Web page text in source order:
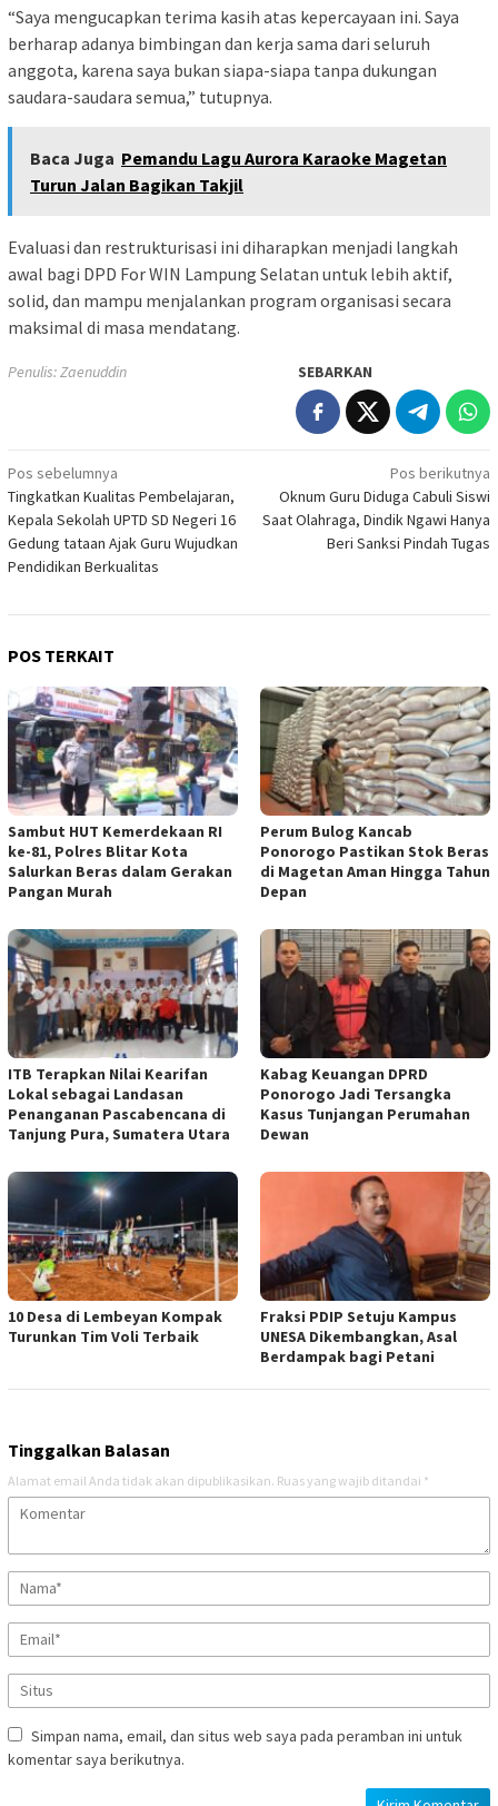
“Saya mengucapkan terima kasih atas kepercayaan ini. Saya
berharap adanya bimbingan dan kerja sama dari seluruh
anggota, karena saya bukan siapa-siapa tanpa dukungan
saudara-saudara semua,” tutupnya.
Baca Juga Pemandu Lagu Aurora Karaoke Magetan
Turun Jalan Bagikan Takjil
Evaluasi dan restrukturisasi ini diharapkan menjadi langkah
awal bagi DPD For WIN Lampung Selatan untuk lebih aktif,
solid, dan mampu menjalankan program organisasi secara
maksimal di masa mendatang.
Penulis: Zaenuddin SEBARKAN
Navigasi
pos
Pos sebelumnya
Tingkatkan Kualitas Pembelajaran,
Kepala Sekolah UPTD SD Negeri 16
Gedung tataan Ajak Guru Wujudkan
Pendidikan Berkualitas
Pos berikutnya
Oknum Guru Diduga Cabuli Siswi
Saat Olahraga, Dindik Ngawi Hanya
Beri Sanksi Pindah Tugas
POS TERKAIT
Sambut HUT Kemerdekaan RI
ke-81, Polres Blitar Kota
Salurkan Beras dalam Gerakan
Pangan Murah
Perum Bulog Kancab
Ponorogo Pastikan Stok Beras
di Magetan Aman Hingga Tahun
Depan
ITB Terapkan Nilai Kearifan
Lokal sebagai Landasan
Penanganan Pascabencana di
Tanjung Pura, Sumatera Utara
Kabag Keuangan DPRD
Ponorogo Jadi Tersangka
Kasus Tunjangan Perumahan
Dewan
10 Desa di Lembeyan Kompak
Turunkan Tim Voli Terbaik
Fraksi PDIP Setuju Kampus
UNESA Dikembangkan, Asal
Berdampak bagi Petani
Tinggalkan Balasan
Alamat email Anda tidak akan dipublikasikan. Ruas yang wajib ditandai *
Simpan nama, email, dan situs web saya pada peramban ini untuk
komentar saya berikutnya.